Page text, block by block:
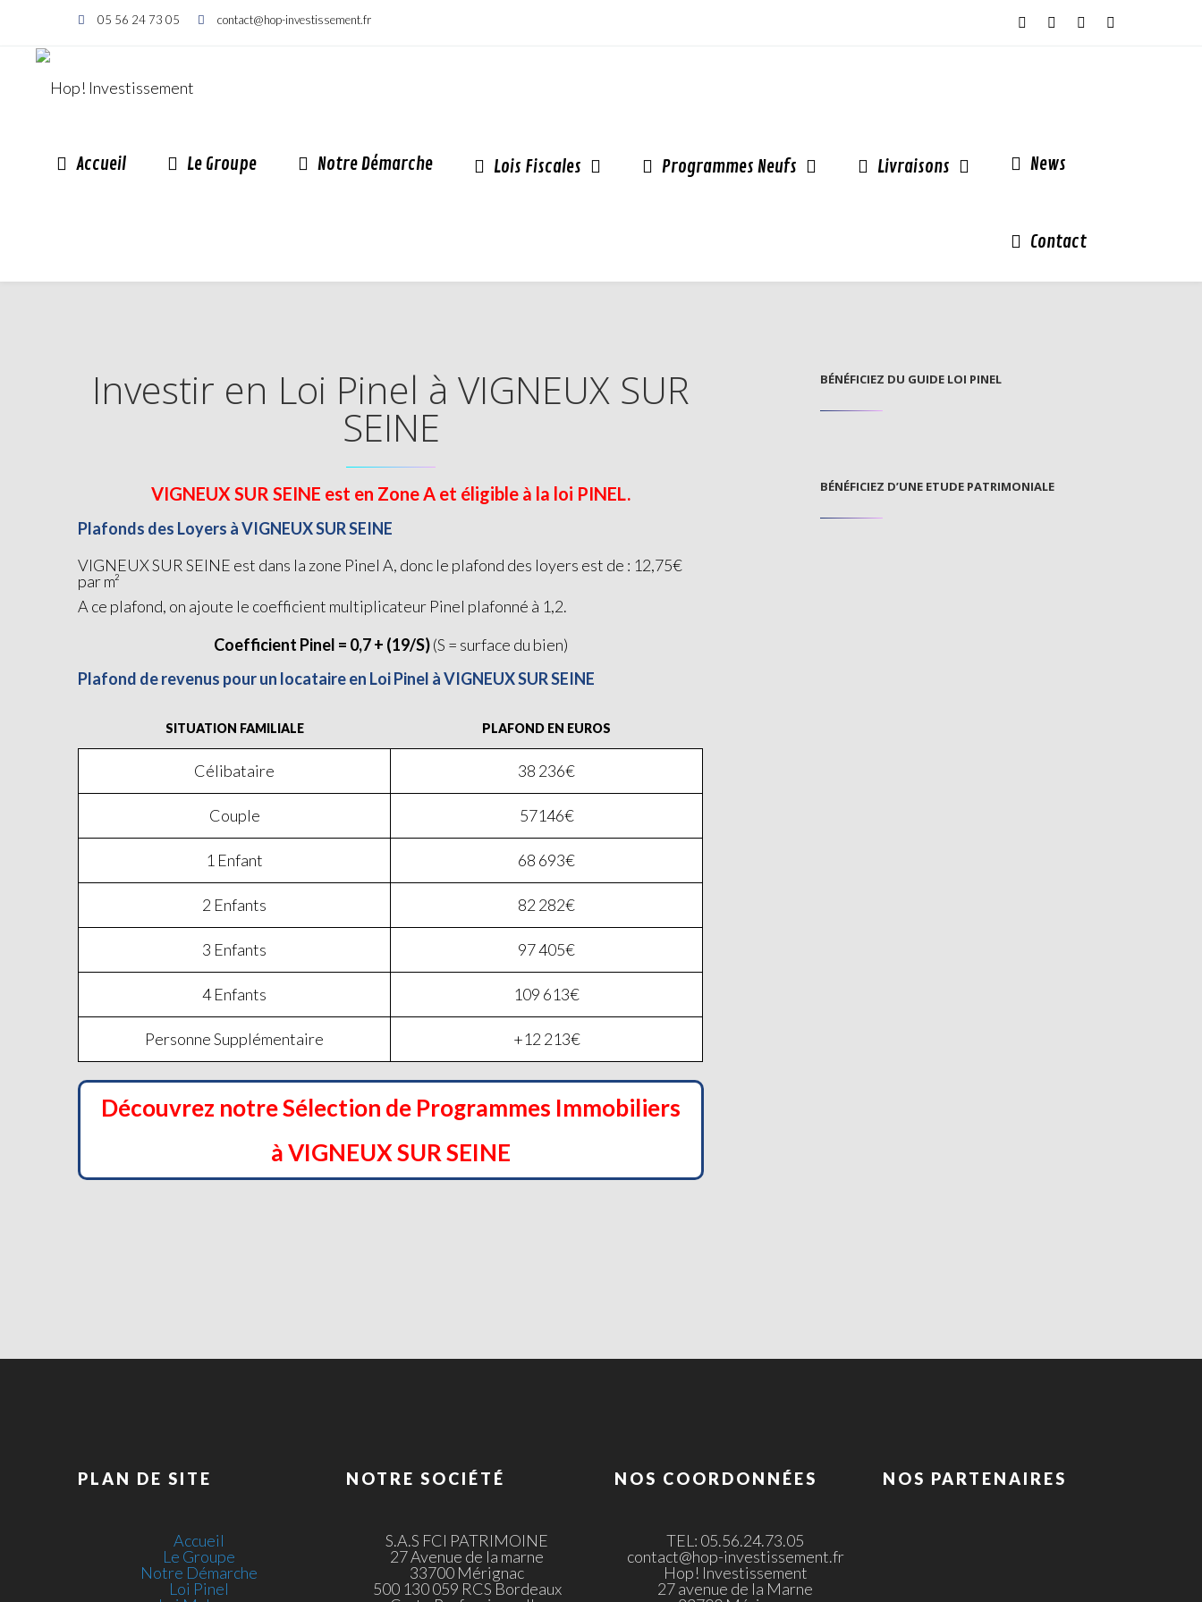
05 56 24 73 05 contact@hop-investissement.fr
Accueil Le Groupe Notre Démarche Lois Fiscales Programmes Neufs Livraisons News
Contact
Investir en Loi Pinel à VIGNEUX SUR
SEINE
VIGNEUX SUR SEINE est en Zone A et éligible à la loi PINEL.
Plafonds des Loyers à VIGNEUX SUR SEINE
VIGNEUX SUR SEINE est dans la zone Pinel A, donc le plafond des loyers est de : 12,75€
par m²
A ce plafond, on ajoute le coefficient multiplicateur Pinel plafonné à 1,2.
Coefficient Pinel = 0,7 + (19/S)(S = surface du bien)
Plafond de revenus pour un locataire en Loi Pinel à VIGNEUX SUR SEINE
SITUATION FAMILIALE
Célibataire
Couple
1 Enfant
2 Enfants
3 Enfants
4 Enfants
Personne Supplémentaire
PLAFOND EN EUROS
38 236€
57146€
68 693€
82 282€
97 405€
109 613€
+12 213€
Découvrez notre Sélection de Programmes Immobiliers
à VIGNEUX SUR SEINE
BÉNÉFICIEZ DU GUIDE LOI PINEL
BÉNÉFICIEZ D’UNE ETUDE PATRIMONIALE
PLAN DE SITE
Accueil
Le Groupe
Notre Démarche
Loi Pinel
NOTRE SOCIÉTÉ
S.A.S FCI PATRIMOINE
27 Avenue de la marne
33700 Mérignac
500 130 059 RCS Bordeaux
NOS COORDONNÉES
TEL: 05.56.24.73.05
contact@hop-investissement.fr
Hop! Investissement
27 avenue de la Marne
NOS PARTENAIRES